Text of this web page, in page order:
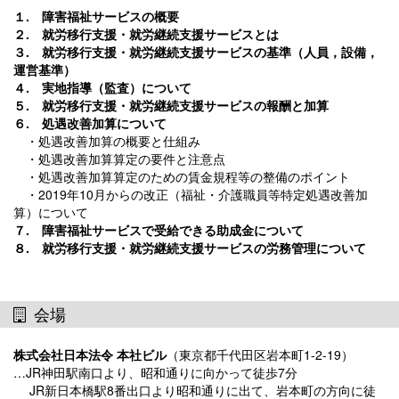
１. 障害福祉サービスの概要
２. 就労移行支援・就労継続支援サービスとは
３. 就労移行支援・就労継続支援サービスの基準（人員，設備，
運営基準）
４. 実地指導（監査）について
５. 就労移行支援・就労継続支援サービスの報酬と加算
６. 処遇改善加算について
・処遇改善加算の概要と仕組み
・処遇改善加算算定の要件と注意点
・処遇改善加算算定のための賃金規程等の整備のポイント
・2019年10月からの改正（福祉・介護職員等特定処遇改善加
算）について
７. 障害福祉サービスで受給できる助成金について
８. 就労移行支援・就労継続支援サービスの労務管理について
会場
株式会社日本法令 本社ビル（東京都千代田区岩本町1-2-19）
…JR神田駅南口より、昭和通りに向かって徒歩7分
JR新日本橋駅8番出口より昭和通りに出て、岩本町の方向に徒